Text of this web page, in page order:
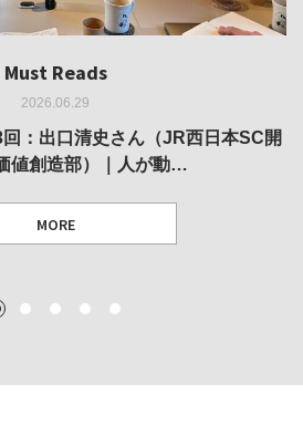
Must Reads
2026.06.29
：出口清史さん（JR西日本SC開
値創造部）｜人が動…
MORE
Must Reads
2026.05.14
家・梅津庸一は、「大阪のゆかり
ることができたのか…
Must Reads
2026.03.11
｜博覧会の残像
MORE
Must Reads
2026.02.25
聡太朗 個展「余りの風景」
MORE
Must Reads
2025.10.01
明としての線——「ライフライン」
展
2 3 4 5